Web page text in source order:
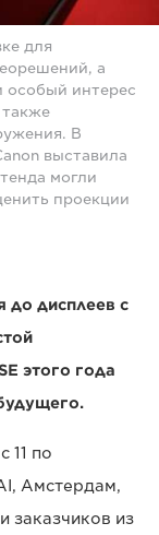
для
а
особый интерес
В
выставила
могли
проекции
до дисплеев с
этого года
11 по
Амстердам,
заказчиков из